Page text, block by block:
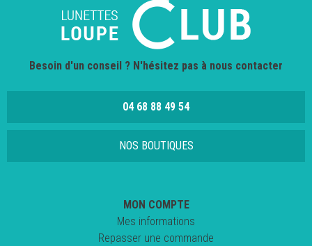
Besoin d'un conseil ? N'hésitez pas à nous contacter
04 68 88 49 54
NOS BOUTIQUES
MON COMPTE
Mes informations
Repasser une commande